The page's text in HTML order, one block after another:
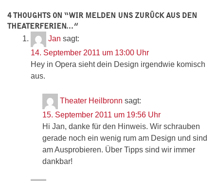
4 THOUGHTS ON “WIR MELDEN UNS ZURÜCK AUS DEN
THEATERFERIEN…”
Jan sagt:
14. September 2011 um 13:00 Uhr
Hey in Opera sieht dein Design irgendwie komisch
aus.
Theater Heilbronn sagt:
15. September 2011 um 19:56 Uhr
Hi Jan, danke für den Hinweis. Wir schrauben
gerade noch ein wenig rum am Design und sind
am Ausprobieren. Über Tipps sind wir immer
dankbar!